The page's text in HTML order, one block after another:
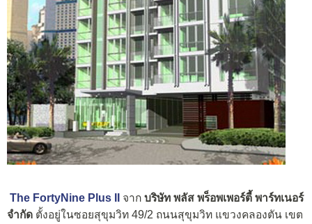
The FortyNine Plus II จาก บริษัท พลัส พร็อพเพอร์ตี้ พาร์ทเนอร์
จำกัด ตั้งอยู่ในซอยสุขุมวิท 49/2 ถนนสุขุมวิท แขวงคลองตัน เขต